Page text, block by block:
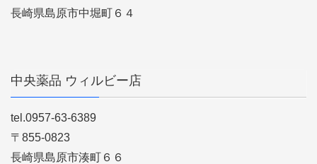
長崎県島原市中堀町６４
中央薬品 ウィルビー店
tel.0957-63-6389
〒855-0823
長崎県島原市湊町６６